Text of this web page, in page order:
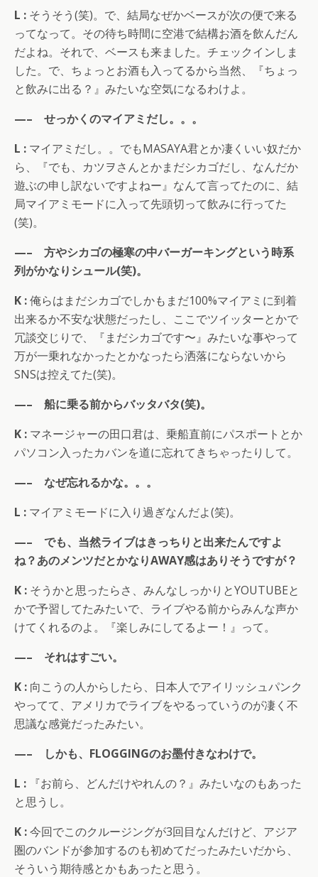
L : そうそう(笑)。で、結局なぜかベースが次の便で来る
ってなって。その待ち時間に空港で結構お酒を飲んだん
だよね。それで、ベースも来ました。チェックインしま
した。で、ちょっとお酒も入ってるから当然、『ちょっ
と飲みに出る？』みたいな空気になるわけよ。
—– せっかくのマイアミだし。。。
L : マイアミだし。。でもMASAYA君とか凄くいい奴だか
ら、『でも、カツヲさんとかまだシカゴだし、なんだか
遊ぶの申し訳ないですよねー』なんて言ってたのに、結
局マイアミモードに入って先頭切って飲みに行ってた
(笑)。
—– 方やシカゴの極寒の中バーガーキングという時系
列がかなりシュール(笑)。
K :俺らはまだシカゴでしかもまだ100%マイアミに到着
出来るか不安な状態だったし、ここでツイッターとかで
冗談交じりで、『まだシカゴです〜』みたいな事やって
万が一乗れなかったとかなったら洒落にならないから
SNSは控えてた(笑)。
—– 船に乗る前からバッタバタ(笑)。
K : マネージャーの田口君は、乗船直前にパスポートとか
パソコン入ったカバンを道に忘れてきちゃったりして。
—– なぜ忘れるかな。。。
L : マイアミモードに入り過ぎなんだよ(笑)。
—– でも、当然ライブはきっちりと出来たんですよ
ね？あのメンツだとかなりAWAY感はありそうですが？
K : そうかと思ったらさ、みんなしっかりとYOUTUBEと
かで予習してたみたいで、ライブやる前からみんな声か
けてくれるのよ。『楽しみにしてるよー！』って。
—– それはすごい。
K : 向こうの人からしたら、日本人でアイリッシュパンク
やってて、アメリカでライブをやるっていうのが凄く不
思議な感覚だったみたい。
—– しかも、FLOGGINGのお墨付きなわけで。
L : 『お前ら、どんだけやれんの？』みたいなのもあった
と思うし。
K :今回でこのクルージングが3回目なんだけど、アジア
圏のバンドが参加するのも初めてだったみたいだから、
そういう期待感とかもあったと思う。